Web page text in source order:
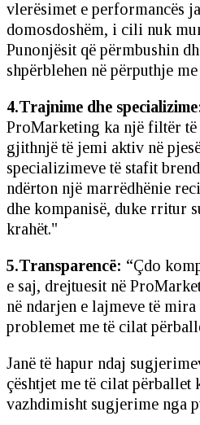
vlerësimet e performancës
domosdoshëm, i cili nuk
Punonjësit që përmbushin
shpërblehen në përputhje
4.Trajnime dhe
ProMarketing ka një filtër të
gjithnjë të jemi aktiv në
specializimeve të stafit
ndërton një marrëdhënie
dhe kompanisë, duke rritur
krahët."
5.Transparencë: “Çdo
e saj, drejtuesit në
në ndarjen e lajmeve të
problemet me të cilat
Janë të hapur ndaj
çështjet me të cilat përballet
vazhdimisht sugjerime nga